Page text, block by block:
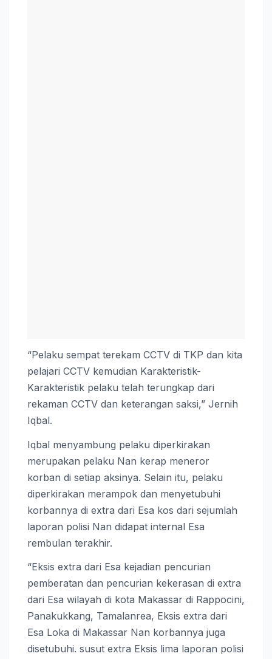
“Pelaku sempat terekam CCTV di TKP dan kita
pelajari CCTV kemudian Karakteristik-
Karakteristik pelaku telah terungkap dari
rekaman CCTV dan keterangan saksi,” Jernih
Iqbal.
Iqbal menyambung pelaku diperkirakan
merupakan pelaku Nan kerap meneror
korban di setiap aksinya. Selain itu, pelaku
diperkirakan merampok dan menyetubuhi
korbannya di extra dari Esa kos dari sejumlah
laporan polisi Nan didapat internal Esa
rembulan terakhir.
“Eksis extra dari Esa kejadian pencurian
pemberatan dan pencurian kekerasan di extra
dari Esa wilayah di kota Makassar di Rappocini,
Panakukkang, Tamalanrea, Eksis extra dari
Esa Loka di Makassar Nan korbannya juga
disetubuhi. susut extra Eksis lima laporan polisi